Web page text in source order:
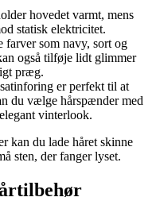
hovedet varmt, mens
statisk elektricitet.
farver som navy, sort og
også tilføje lidt glimmer
præg.
er perfekt til at
du vælge hårspænder med
vinterlook.
kan du lade håret skinne
sten, der fanger lyset.